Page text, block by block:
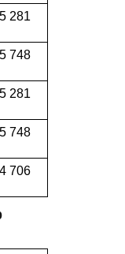
281
748
281
748
706